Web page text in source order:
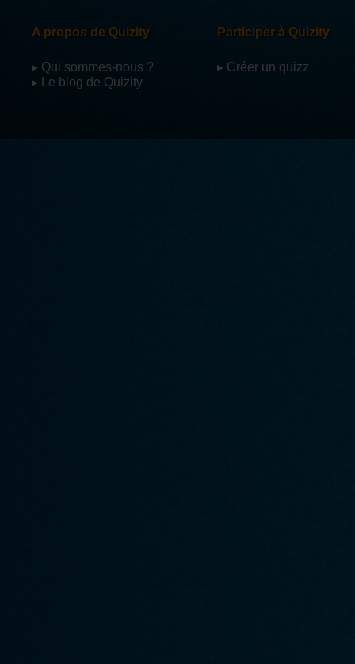
A propos de Quizity
▸ Qui sommes-nous ?
▸ Le blog de Quizity
Participer à Quizity
▸ Créer un quizz